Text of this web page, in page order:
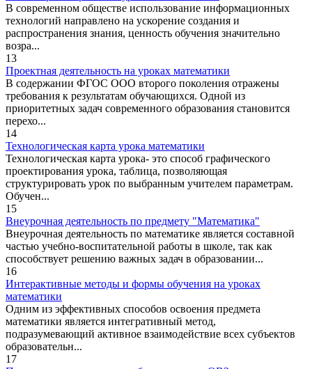
В современном обществе использование информационных
технологий направлено на ускорение создания и
распространения знания, ценность обучения значительно
возра...
13
Проектная деятельность на уроках математики
В содержании ФГОС ООО второго поколения отражены
требования к результатам обучающихся. Одной из
приоритетных задач современного образования становится
перехо...
14
Технологическая карта урока математики
Технологическая карта урока- это способ графического
проектирования урока, таблица, позволяющая
структурировать урок по выбранным учителем параметрам.
Обучен...
15
Внеурочная деятельность по предмету "Математика"
Внеурочная деятельность по математике является составной
частью учебно-воспитательной работы в школе, так как
способствует решению важных задач в образовании...
16
Интерактивные методы и формы обучения на уроках
математики
Одним из эффективных способов освоения предмета
математики является интегративный метод,
подразумевающий активное взаимодействие всех субъектов
образовательн...
17